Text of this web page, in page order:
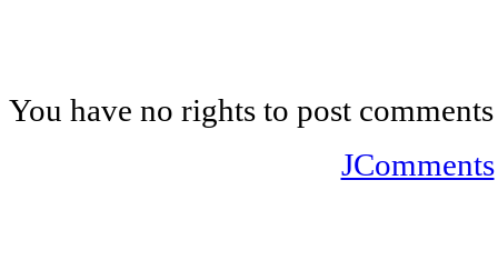
You have no rights to post comments
JComments